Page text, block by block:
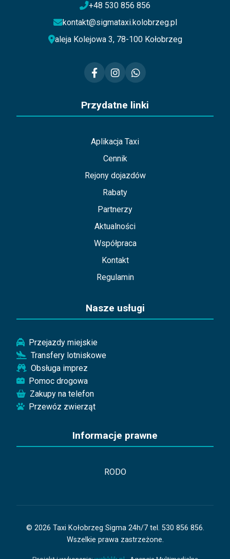
+48 530 856 856
kontakt@sigmataxi.kolobrzeg.pl
aleja Kolejowa 3, 78-100 Kołobrzeg
Przydatne linki
Aplikacja Taxi
Cennik
Rejony dojazdów
Rabaty
Partnerzy
Aktualności
Współpraca
Kontakt
Regulamin
Nasze usługi
Przejazdy miejskie
Transfery lotniskowe
Obsługa imprez
Pomoc drogowa
Zakupy na telefon
Przewóz zwierząt
Informacje prawne
RODO
© 2026 Taxi Kołobrzeg Sigma 24h/7 tel. 530 856 856.
Wszelkie prawa zastrzeżone.